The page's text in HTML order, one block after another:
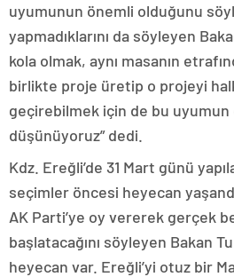
uyumunun önemli olduğunu
yapmadıklarını da söyleyen
kola olmak, aynı masanın
birlikte proje üretip o projeyi
geçirebilmek için de bu
düşünüyoruz” dedi.
Kdz. Ereğli’de 31 Mart günü
seçimler öncesi heyecan
AK Parti’ye oy vererek gerçek
başlatacağını söyleyen Bakan
heyecan var. Ereğli’yi otuz bir